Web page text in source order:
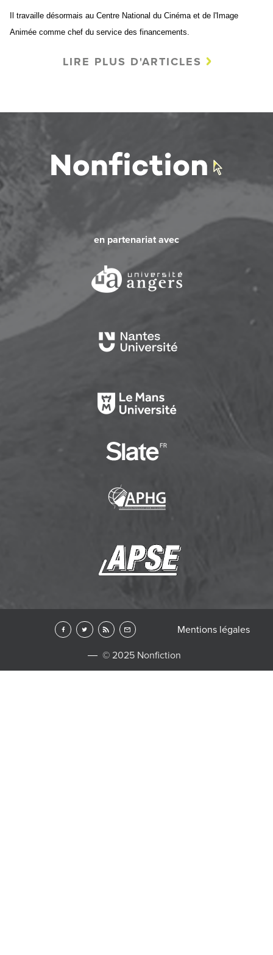
Il travaille désormais au Centre National du Cinéma et de l'Image
Animée comme chef du service des financements.
LIRE PLUS D'ARTICLES
en partenariat avec
© 2025 Nonfiction
Mentions légales